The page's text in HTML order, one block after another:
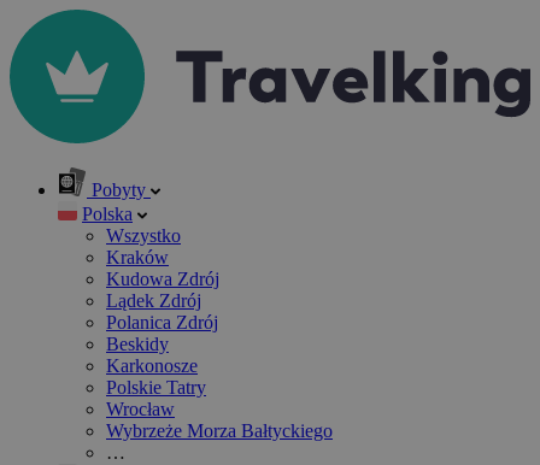
Pobyty
Polska
Wszystko
Kraków
Kudowa Zdrój
Lądek Zdrój
Polanica Zdrój
Beskidy
Karkonosze
Polskie Tatry
Wrocław
Wybrzeże Morza Bałtyckiego
…